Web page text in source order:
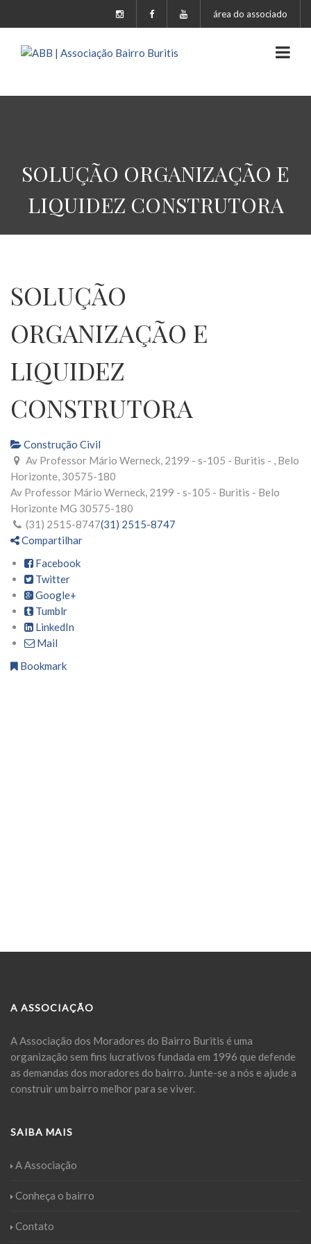
área do associado
SOLUÇÃO ORGANIZAÇÃO E
LIQUIDEZ CONSTRUTORA
SOLUÇÃO
ORGANIZAÇÃO E
LIQUIDEZ
CONSTRUTORA
Construção Civil
Av Professor Mário Werneck, 2199 - s-105 - Buritis - , Belo
Horizonte, 30575-180
Av Professor Mário Werneck, 2199 - s-105 - Buritis - Belo
Horizonte MG 30575-180
(31) 2515-8747(31) 2515-8747
Compartilhar
Facebook
Twitter
Google+
Tumblr
LinkedIn
Mail
Bookmark
A ASSOCIAÇÃO
A Associação dos Moradores do Bairro Buritis é uma
organização sem fins lucrativos fundada em 1996 que defende
as demandas dos moradores do bairro. Junte-se a nós e ajude a
construir um bairro melhor para se viver.
SAIBA MAIS
A Associação
Conheça o bairro
Contato